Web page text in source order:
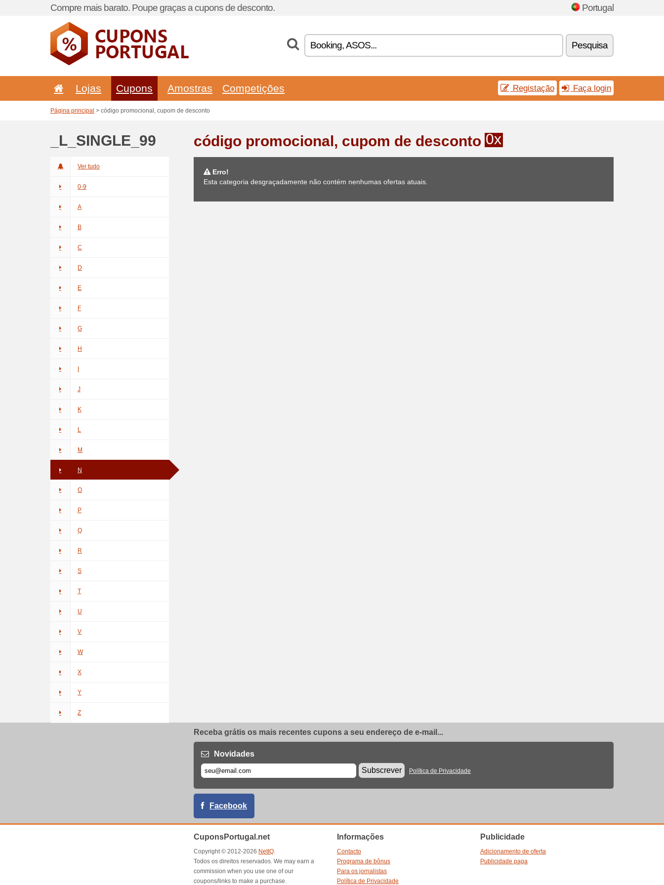
Compre mais barato. Poupe graças a cupons de desconto. Portugal
Pesquisa
Lojas Cupons Amostras Competições Registação Faça login
Página principal > código promocional, cupom de desconto
_L_SINGLE_99
Ver tudo
0-9
A
B
C
D
E
F
G
H
J
K
L
M
N
O
P
Q
R
S
T
U
V
W
X
Y
Z
código promocional, cupom de desconto 0x
Erro!
Esta categoria desgraçadamente não contém nenhumas ofertas atuais.
Receba grátis os mais recentes cupons a seu endereço de e-mail...
Novidades
Subscrever
Política de Privacidade
Facebook
CuponsPortugal.net
Copyright © 2012-2026 NetIQ.
Todos os direitos reservados. We may earn a
commission when you use one of our
coupons/links to make a purchase.
Informações
Contacto
Programa de bônus
Para os jornalistas
Política de Privacidade
Publicidade
Adicionamento de oferta
Publicidade paga